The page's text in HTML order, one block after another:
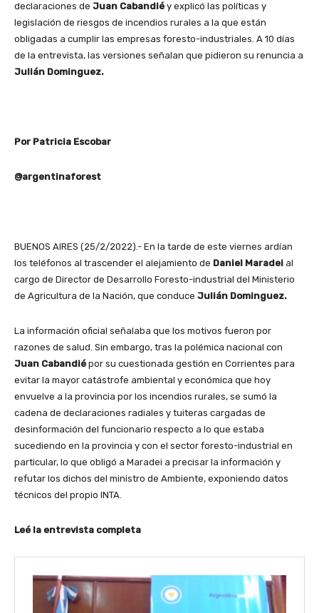
declaraciones de Juan Cabandié y explicó las políticas y
legislación de riesgos de incendios rurales a la que están
obligadas a cumplir las empresas foresto-industriales. A 10 días
de la entrevista, las versiones señalan que pidieron su renuncia a
Julián Dominguez.
Por Patricia Escobar
@argentinaforest
BUENOS AIRES (25/2/2022).- En la tarde de este viernes ardían
los teléfonos al trascender el alejamiento de Daniel Maradei al
cargo de Director de Desarrollo Foresto-industrial del Ministerio
de Agricultura de la Nación, que conduce Julián Dominguez.
La información oficial señalaba que los motivos fueron por
razones de salud. Sin embargo, tras la polémica nacional con
Juan Cabandié por su cuestionada gestión en Corrientes para
evitar la mayor catástrofe ambiental y económica que hoy
envuelve a la provincia por los incendios rurales, se sumó la
cadena de declaraciones radiales y tuiteras cargadas de
desinformación del funcionario respecto a lo que estaba
sucediendo en la provincia y con el sector foresto-industrial en
particular, lo que obligó a Maradei a precisar la información y
refutar los dichos del ministro de Ambiente, exponiendo datos
técnicos del propio INTA.
Leé la entrevista completa